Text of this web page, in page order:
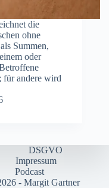
d‬ie
o‬hne
S‬ummen,
o‬der
f‬ür a‬ndere w‬ird
DSGVO
Impressum
Podcast
- Margit Gartner